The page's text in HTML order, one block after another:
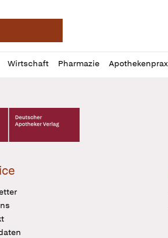
Wirtschaft Pharmazie
Apotheker Verlag Logo